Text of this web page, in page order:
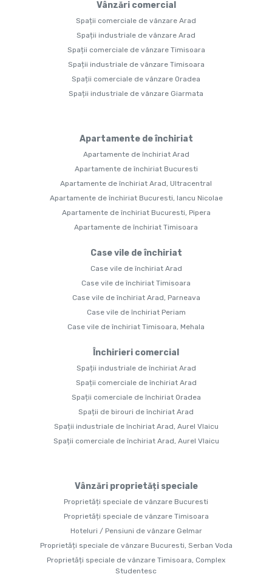
Vânzări comercial
Spații comerciale de vânzare Arad
Spații industriale de vânzare Arad
Spații comerciale de vânzare Timisoara
Spații industriale de vânzare Timisoara
Spații comerciale de vânzare Oradea
Spații industriale de vânzare Giarmata
Apartamente de închiriat
Apartamente de închiriat Arad
Apartamente de închiriat Bucuresti
Apartamente de închiriat Arad, Ultracentral
Apartamente de închiriat Bucuresti, Iancu Nicolae
Apartamente de închiriat Bucuresti, Pipera
Apartamente de închiriat Timisoara
Case vile de închiriat
Case vile de închiriat Arad
Case vile de închiriat Timisoara
Case vile de închiriat Arad, Parneava
Case vile de închiriat Periam
Case vile de închiriat Timisoara, Mehala
Închirieri comercial
Spații industriale de închiriat Arad
Spații comerciale de închiriat Arad
Spații comerciale de închiriat Oradea
Spații de birouri de închiriat Arad
Spații industriale de închiriat Arad, Aurel Vlaicu
Spații comerciale de închiriat Arad, Aurel Vlaicu
Vânzări proprietăți speciale
Proprietăți speciale de vânzare Bucuresti
Proprietăți speciale de vânzare Timisoara
Hoteluri / Pensiuni de vânzare Gelmar
Proprietăți speciale de vânzare Bucuresti, Serban Voda
Proprietăți speciale de vânzare Timisoara, Complex
Studentesc